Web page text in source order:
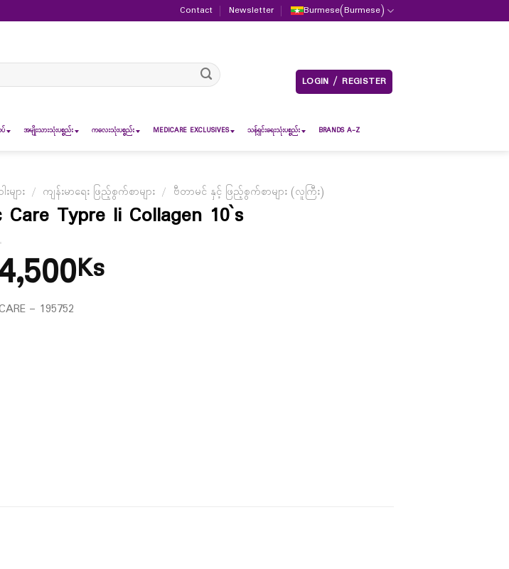
Contact Newsletter Burmese(Burmese)
LOGIN / REGISTER
အမျိုးသားသုံးပစ္စည်း ကလေးသုံးပစ္စည်း MEDICARE EXCLUSIVES သန့်ရှင်းရေးသုံးပစ္စည်း BRANDS A-Z
များ / ကျန်းမာရေး ဖြည့်စွက်စာများ / ဗီတာမင် နှင့် ဖြည့်စွက်စာများ (လူကြီး)
Care Typre Ii Collagen 10`s
Ks
– 195752